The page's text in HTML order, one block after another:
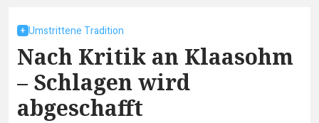
Umstrittene Tradition
Nach Kritik an Klaasohm
– Schlagen wird
abgeschafft